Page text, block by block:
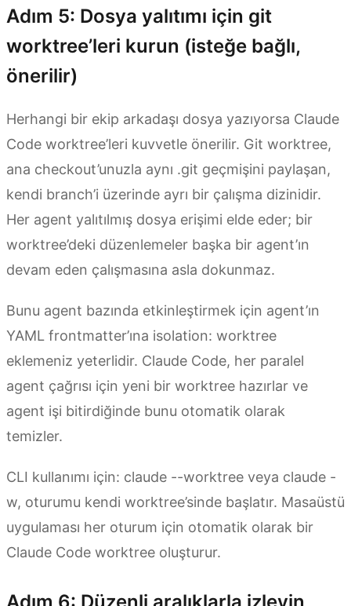
Adım 5: Dosya yalıtımı için git
worktree’leri kurun (isteğe bağlı,
önerilir)
Herhangi bir ekip arkadaşı dosya yazıyorsa Claude
Code worktree’leri kuvvetle önerilir. Git worktree,
ana checkout’unuzla aynı .git geçmişini paylaşan,
kendi branch’i üzerinde ayrı bir çalışma dizinidir.
Her agent yalıtılmış dosya erişimi elde eder; bir
worktree’deki düzenlemeler başka bir agent’ın
devam eden çalışmasına asla dokunmaz.
Bunu agent bazında etkinleştirmek için agent’ın
YAML frontmatter’ına isolation: worktree
eklemeniz yeterlidir. Claude Code, her paralel
agent çağrısı için yeni bir worktree hazırlar ve
agent işi bitirdiğinde bunu otomatik olarak
temizler.
CLI kullanımı için: claude --worktree veya claude -
w, oturumu kendi worktree’sinde başlatır. Masaüstü
uygulaması her oturum için otomatik olarak bir
Claude Code worktree oluşturur.